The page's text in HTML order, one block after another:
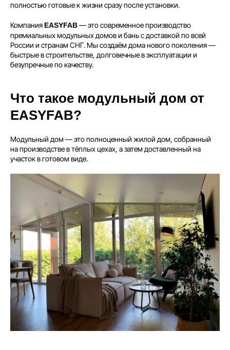
полностью готовые к жизни сразу после установки.
Компания EASYFAB— это современное производство
премиальных модульных домов и бань с доставкой по всей
России и странам СНГ. Мы создаём дома нового поколения —
быстрые в строительстве, долговечные в эксплуатации и
безупречные по качеству.
Что такое модульный дом от
EASYFAB?
Модульный дом — это полноценный жилой дом, собранный
на производстве в тёплых цехах, а затем доставленный на
участок в готовом виде.